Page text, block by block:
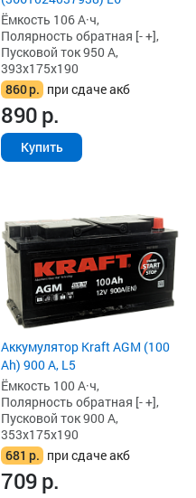
Ёмкость 106 А·ч,
Полярность обратная [- +],
Пусковой ток 950 А,
393x175x190
860р. при сдаче акб
890р.
Купить
Аккумулятор Kraft AGM (100
Ah) 900 А, L5
Ёмкость 100 А·ч,
Полярность обратная [- +],
Пусковой ток 900 А,
353x175x190
681 р. при сдаче акб
709р.